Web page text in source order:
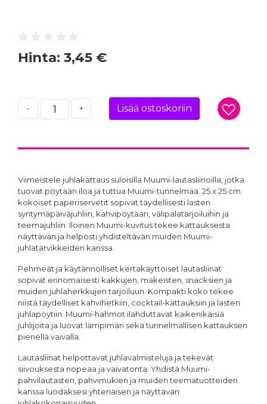
Hinta: 3,45 €
- + Lisää ostoskoriin
Viimeistele juhlakattaus suloisilla Muumi-lautasliinoilla, jotka
tuovat pöytään iloa ja tuttua Muumi-tunnelmaa. 25 x 25 cm
kokoiset paperiservetit sopivat täydellisesti lasten
syntymäpäiväjuhliin, kahvipöytään, välipalatarjoiluihin ja
teemajuhliin. Iloinen Muumi-kuvitus tekee kattauksesta
näyttävän ja helposti yhdisteltävän muiden Muumi-
juhlatarvikkeiden kanssa.
Pehmeät ja käytännölliset kertakäyttöiset lautasliinat
sopivat erinomaisesti kakkujen, makeisten, snacksien ja
muiden juhlaherkkujen tarjoiluun. Kompakti koko tekee
niistä täydelliset kahvihetkiin, cocktail-kattauksiin ja lasten
juhlapöytiin. Muumi-hahmot ilahduttavat kaikenikäisiä
juhlijoita ja luovat lämpimän sekä tunnelmallisen kattauksen
pienellä vaivalla.
Lautasliinat helpottavat juhlavalmisteluja ja tekevät
siivouksesta nopeaa ja vaivatonta. Yhdistä Muumi-
pahvilautasten, pahvimukien ja muiden teematuotteiden
kanssa luodaksesi yhtenäisen ja näyttävän